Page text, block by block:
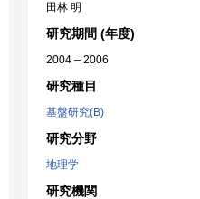
田林 明
研究期間 (年度)
2004 – 2006
研究種目
基盤研究(B)
研究分野
地理学
研究機関